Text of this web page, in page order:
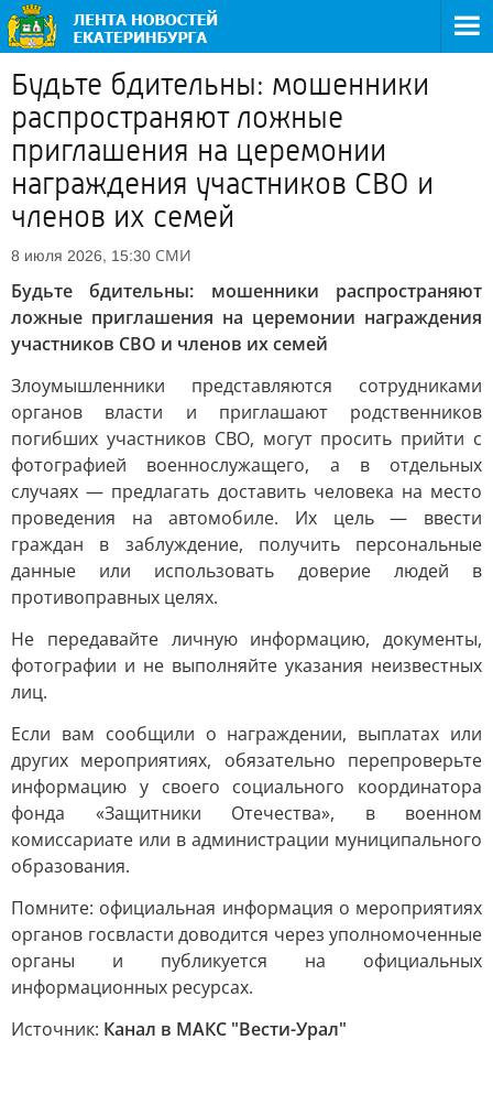
Будьте бдительны: мошенники
распространяют ложные
приглашения на церемонии
награждения участников СВО и
членов их семей
8 июля 2026, 15:30 СМИ
Будьте бдительны: мошенники распространяют
ложные приглашения на церемонии награждения
участников СВО и членов их семей
Злоумышленники представляются сотрудниками
органов власти и приглашают родственников
погибших участников СВО, могут просить прийти с
фотографией военнослужащего, а в отдельных
случаях — предлагать доставить человека на место
проведения на автомобиле. Их цель — ввести
граждан в заблуждение, получить персональные
данные или использовать доверие людей в
противоправных целях.
Не передавайте личную информацию, документы,
фотографии и не выполняйте указания неизвестных
лиц.
Если вам сообщили о награждении, выплатах или
других мероприятиях, обязательно перепроверьте
информацию у своего социального координатора
фонда «Защитники Отечества», в военном
комиссариате или в администрации муниципального
образования.
Помните: официальная информация о мероприятиях
органов госвласти доводится через уполномоченные
органы и публикуется на официальных
информационных ресурсах.
Источник: Канал в МАКС "Вести-Урал"